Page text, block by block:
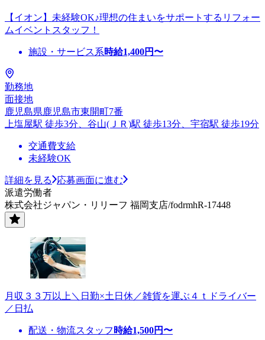
【イオン】未経験OK♪理想の住まいをサポートするリフォー
ムイベントスタッフ！
施設・サービス系時給1,400円〜
勤務地
面接地
鹿児島県鹿児島市東開町7番
上塩屋駅 徒歩3分、谷山(ＪＲ)駅 徒歩13分、宇宿駅 徒歩19分
交通費支給
未経験OK
詳細を見る
応募画面に進む
派遣労働者
株式会社ジャパン・リリーフ 福岡支店/fodrmhR-17448
月収３３万以上＼日勤×土日休／雑貨を運ぶ４ｔドライバー
／日払
配送・物流スタッフ 時給1,500円〜